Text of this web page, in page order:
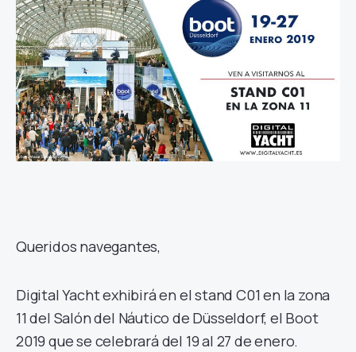
Queridos navegantes,
Digital Yacht exhibirá en el stand C01 en la zona
11 del Salón del Náutico de Düsseldorf, el Boot
2019 que se celebrará del 19 al 27 de enero.